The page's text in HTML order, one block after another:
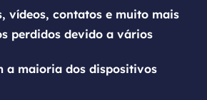
vídeos, contatos e muito mais
perdidos devido a vários
a maioria dos dispositivos